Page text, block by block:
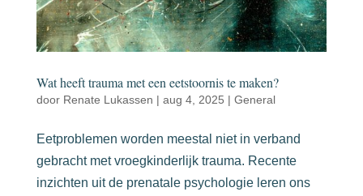
Wat heeft trauma met een eetstoornis te maken?
door Renate Lukassen | aug 4, 2025 | General
Eetproblemen worden meestal niet in verband
gebracht met vroegkinderlijk trauma. Recente
inzichten uit de prenatale psychologie leren ons